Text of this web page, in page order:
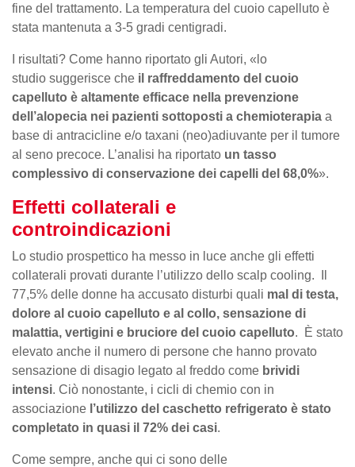
fine del trattamento. La temperatura del cuoio capelluto è
stata mantenuta a 3-5 gradi centigradi.
I risultati? Come hanno riportato gli Autori, «lo
studio suggerisce che il raffreddamento del cuoio
capelluto è altamente efficace nella prevenzione
dell’alopecia nei pazienti sottoposti a chemioterapia a
base di antracicline e/o taxani (neo)adiuvante per il tumore
al seno precoce. L’analisi ha riportato un tasso
complessivo di conservazione dei capelli del 68,0%».
Effetti collaterali e
controindicazioni
Lo studio prospettico ha messo in luce anche gli effetti
collaterali provati durante l’utilizzo dello scalp cooling. Il
77,5% delle donne ha accusato disturbi quali mal di testa,
dolore al cuoio capelluto e al collo, sensazione di
malattia, vertigini e bruciore del cuoio capelluto. È stato
elevato anche il numero di persone che hanno provato
sensazione di disagio legato al freddo come brividi
intensi. Ciò nonostante, i cicli di chemio con in
associazione l’utilizzo del caschetto refrigerato è stato
completato in quasi il 72% dei casi.
Come sempre, anche qui ci sono delle